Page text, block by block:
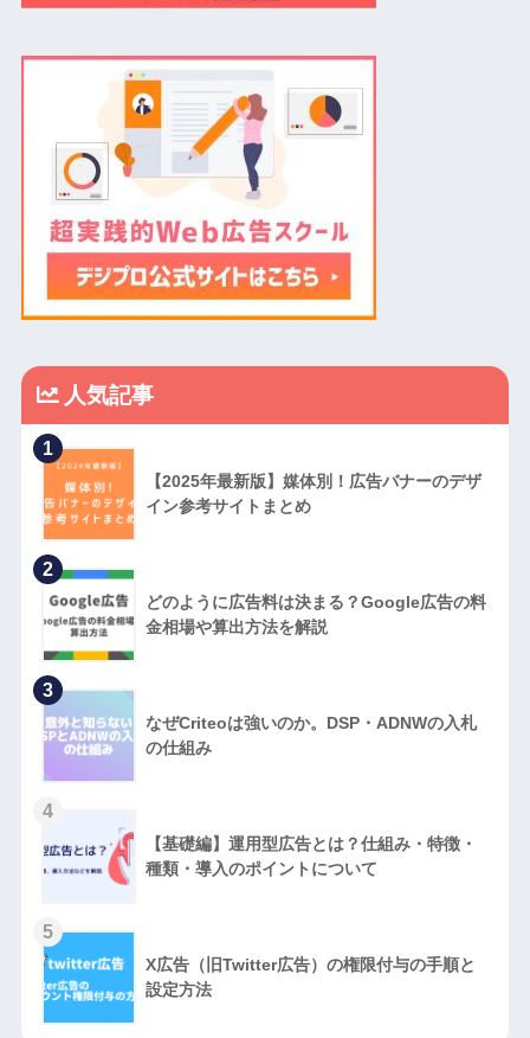
人気記事
1
【2025年最新版】媒体別！広告バナーのデザ
イン参考サイトまとめ
2
どのように広告料は決まる？Google広告の料
金相場や算出方法を解説
3
なぜCriteoは強いのか。DSP・ADNWの入札
の仕組み
4
【基礎編】運用型広告とは？仕組み・特徴・
種類・導入のポイントについて
5
X広告（旧Twitter広告）の権限付与の手順と
設定方法